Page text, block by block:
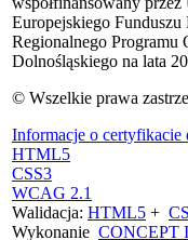
Europejskiego
Regionalnego Programu
Dolnośląskiego na lata
© Wszelkie prawa
Informacje o certyfikacie
HTML5
CSS3
WCAG 2.1
Walidacja: HTML5 +
Wykonanie CONCEPT